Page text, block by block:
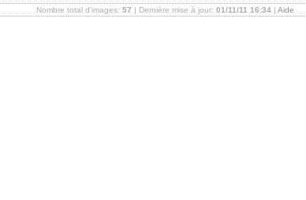
Nombre total d'images: 57 | Dernière mise à jour: 01/11/11 16:34| Aide